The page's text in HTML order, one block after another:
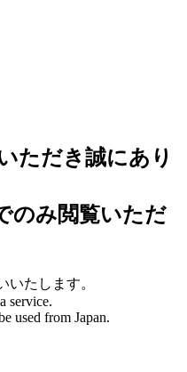
ただき誠にあり
のみ閲覧いただ
いたします。
service.
used from Japan.